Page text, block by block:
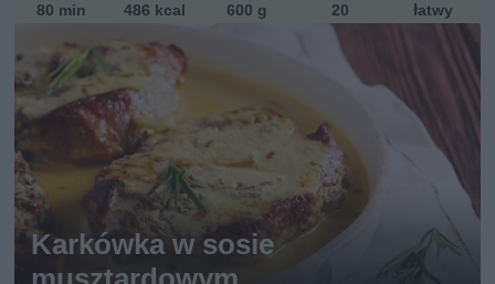
80 min 486 kcal 600 g 20 łatwy
Karkówka w sosie